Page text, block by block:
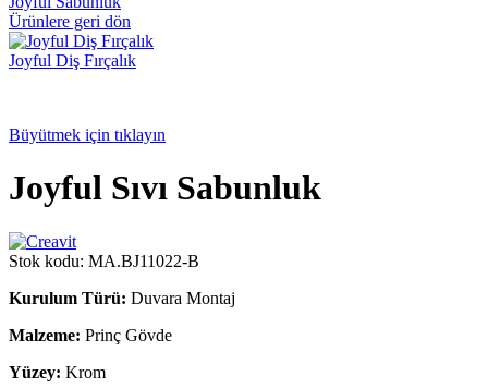
Ürünlere geri dön
Joyful Diş Fırçalık
Büyütmek için tıklayın
Joyful Sıvı Sabunluk
Stok kodu: MA.BJ11022-B
Kurulum Türü: Duvara Montaj
Malzeme: Prinç Gövde
Yüzey: Krom